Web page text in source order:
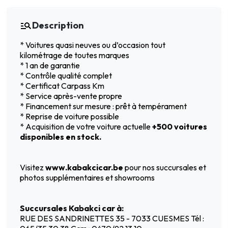
Description
* Voitures quasi neuves ou d’occasion tout
kilométrage de toutes marques
* 1 an de garantie
* Contrôle qualité complet
* Certificat Carpass Km
* Service après-vente propre
* Financement sur mesure : prêt à tempérament
* Reprise de voiture possible
* Acquisition de votre voiture actuelle+500 voitures
disponibles en stock.
Visitez www.kabakcicar.be pour nos succursales et
photos supplémentaires et showrooms
Succursales Kabakci car à:
RUE DES SANDRINETTES 35 - 7033 CUESMES Tél :